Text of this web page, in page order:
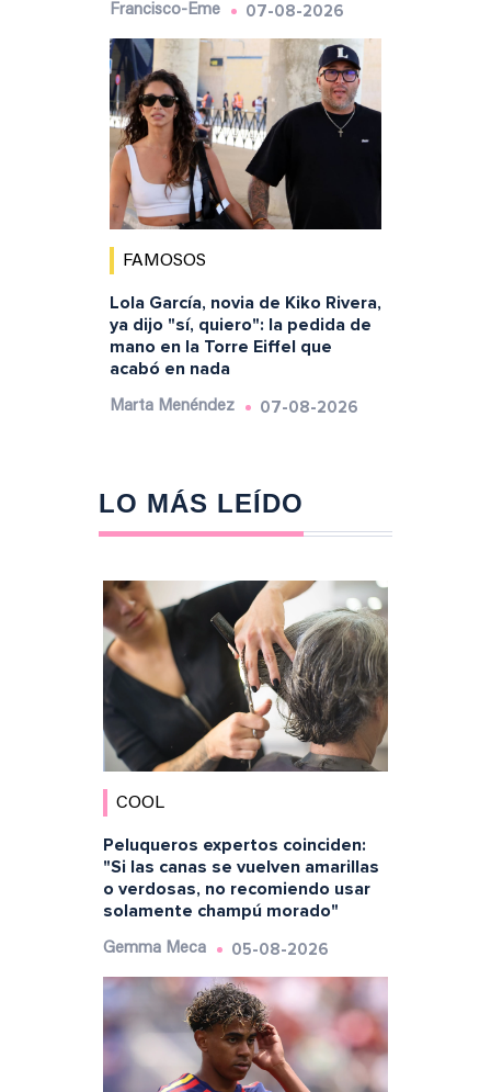
Francisco-Eme 07-08-2026
FAMOSOS
Lola García, novia de Kiko Rivera,
ya dijo "sí, quiero": la pedida de
mano en la Torre Eiffel que
acabó en nada
Marta Menéndez 07-08-2026
LO MÁS LEÍDO
COOL
Peluqueros expertos coinciden:
"Si las canas se vuelven amarillas
o verdosas, no recomiendo usar
solamente champú morado"
Gemma Meca 05-08-2026